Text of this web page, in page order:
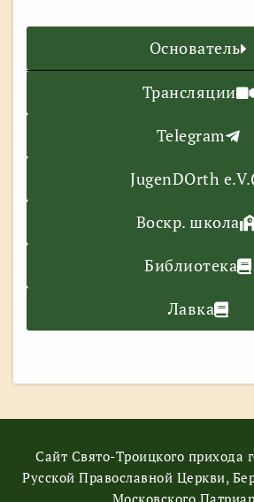
Основатель
Трансляции
Telegram
JugenDOrth e.V.
Воскр. школа
Библиотека
Лавка
Сайт Свято-Троицкого прихода
Русской Православной Церкви,